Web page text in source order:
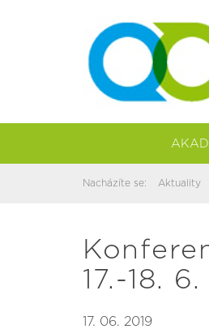
Nacházíte se: Aktuality
17.-18.
17. 06. 2019